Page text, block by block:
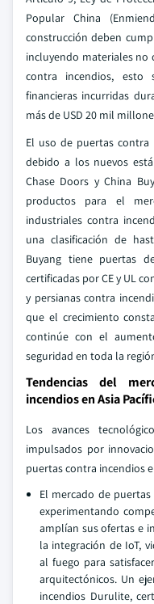
Popular China
construcción deben
incluyendo materiales no
contra incendios,
financieras incurridas
más de USD 20 mil
El uso de puertas contra
debido a los nuevos
Chase Doors y China
productos para el
industriales contra
una clasificación de
Buyang tiene puertas
certificadas por CE y UL
y persianas contra
que el crecimiento
continúe con el
seguridad en toda la
Tendencias del
incendios en Asia
Los avances
impulsados por
puertas contra incendios
El mercado de puertas
experimentando
amplían sus ofertas e
la integración de IoT,
al fuego para
arquitectónicos. Un
incendios Durulite,